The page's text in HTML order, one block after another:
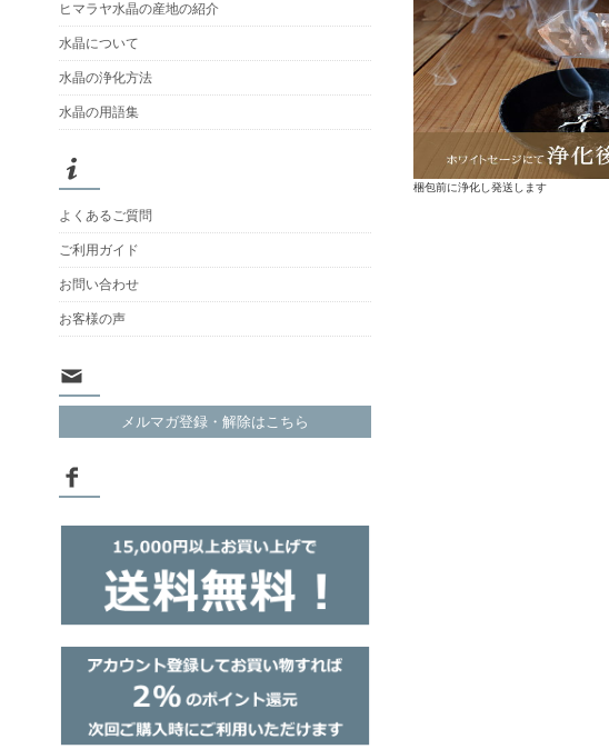
梱包前に浄化し発送します
ヒマラヤ水晶の産地の紹介
水晶について
水晶の浄化方法
水晶の用語集
よくあるご質問
ご利用ガイド
お問い合わせ
お客様の声
メルマガ登録・解除はこちら